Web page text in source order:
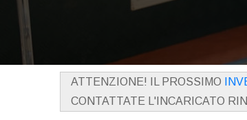
ATTENZIONE! IL PROSSIMO
CONTATTATE L'INCARICATO